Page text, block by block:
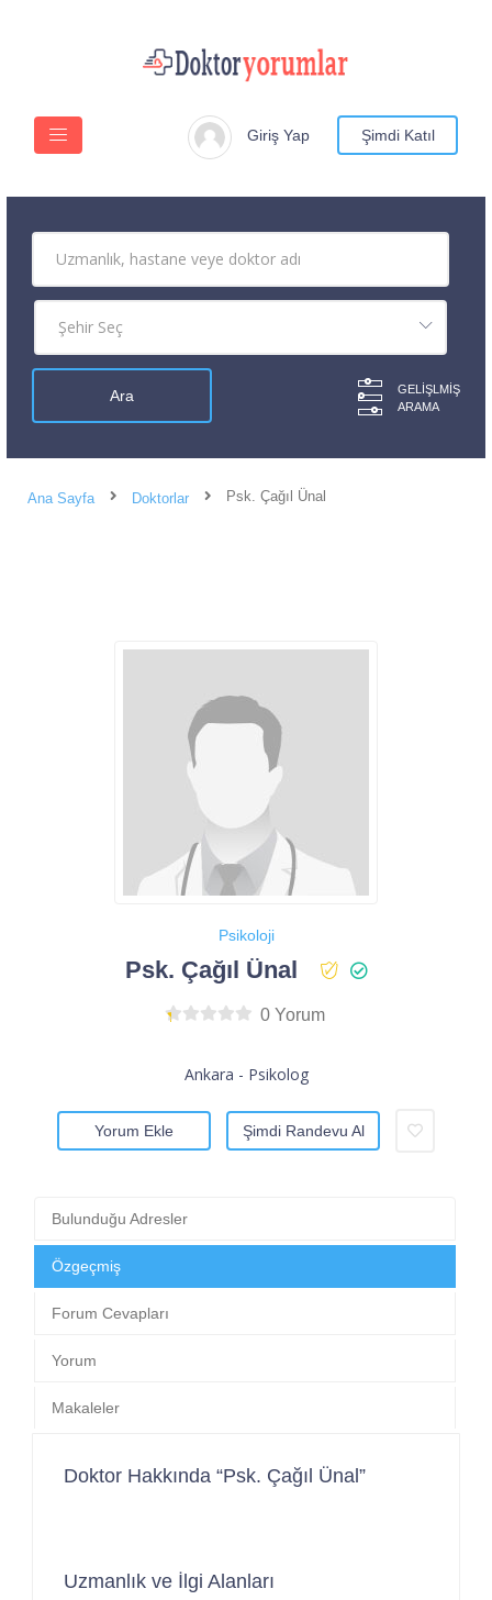
Giriş Yap Şimdi Katıl
GELIŞLMIŞ
ARAMA
Ana Sayfa Doktorlar Psk. Çağıl Ünal
Psikoloji
Psk. Çağıl Ünal
0 Yorum
Ankara - Psikolog
Yorum Ekle Şimdi Randevu Al
Bulunduğu Adresler
Özgeçmiş
Forum Cevapları
Yorum
Makaleler
Doktor Hakkında “Psk. Çağıl Ünal”
Uzmanlık ve İlgi Alanları